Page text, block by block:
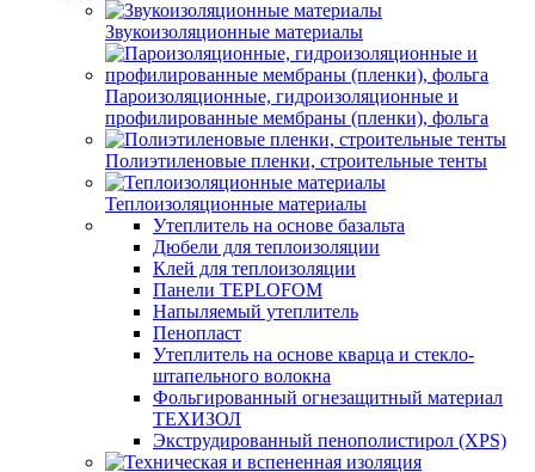
Звукоизоляционные материалы
Пароизоляционные, гидроизоляционные и
профилированные мембраны (пленки), фольга
Полиэтиленовые пленки, строительные тенты
Теплоизоляционные материалы
Утеплитель на основе базальта
Дюбели для теплоизоляции
Клей для теплоизоляции
Панели TEPLOFOM
Напыляемый утеплитель
Пенопласт
Утеплитель на основе кварца и стекло-
штапельного волокна
Фольгированный огнезащитный материал
ТЕХИЗОЛ
Экструдированный пенополистирол (XPS)